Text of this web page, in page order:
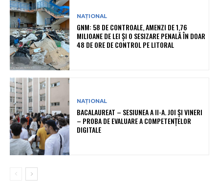
NAȚIONAL
GNM: 58 DE CONTROALE, AMENZI DE 1,76
MILIOANE DE LEI ȘI O SESIZARE PENALĂ ÎN DOAR
48 DE ORE DE CONTROL PE LITORAL
NAȚIONAL
BACALAUREAT – SESIUNEA A II-A. JOI ȘI VINERI
– PROBA DE EVALUARE A COMPETENȚELOR
DIGITALE